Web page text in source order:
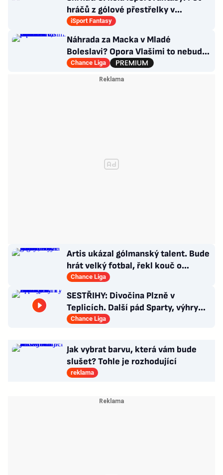
hráčů z gólové přestřelky v
Teplicích v ideální sestavě
iSport Fantasy
Náhrada za Macka v Mladé
Boleslavi? Opora Vlašimi to nebude,
přichází záložník Baníku
Chance Liga
Artis ukázal gólmanský talent. Bude
hrát velký fotbal, řekl kouč o
Kašíkovi. Body ale má Sigma
Chance Liga
SESTŘIHY: Divočina Plzně v
Teplicích. Další pád Sparty, výhry
Slavie i Hradce s Baníkem
Chance Liga
Jak vybrat barvu, která vám bude
slušet? Tohle je rozhodující
reklama